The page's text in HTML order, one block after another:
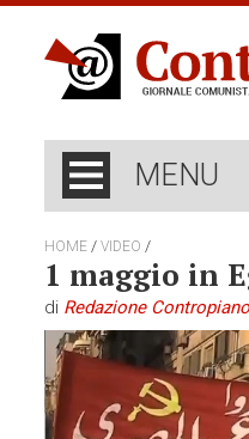
MENU
HOME /VIDEO /
1 maggio in
di Redazione Contropiano